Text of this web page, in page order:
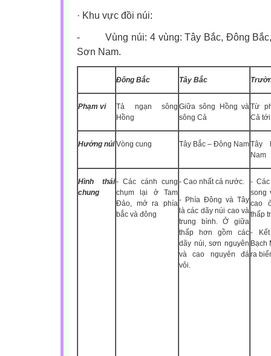
· Khu vực đồi núi:
-
Vùng núi: 4 vùng: Tây Bắc, Đông
Sơn Nam.
Đông Bắc Tây Bắc
Phạm vi
Tả ngạn sông
Hồng
Giữa sông Hồng và
sông Cả
Từ
Cả
Hướng núi Vòng cung Tây Bắc – Đông NamTây
Nam
Hình thái
chung
- Các cánh cung
chụm lại ở Tam
Đảo, mở ra phía
bắc và đông
- Cao nhất cả nước.
- Phía Đông và Tây
là các dãy núi cao và
trung bình. Ở giữa
thấp hơn gồm các
dãy núi, sơn nguyên
và cao nguyên đá
vôi.
-
song
cao
thấp
-
Bạch
ra